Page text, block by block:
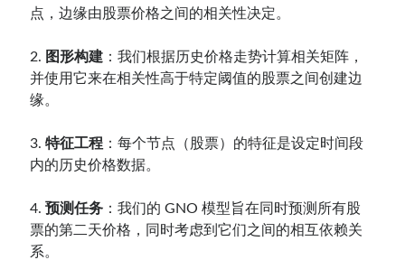
点，边缘由股票价格之间的相关性决定。
2. 图形构建 ：我们根据历史价格走势计算相关矩阵，
并使用它来在相关性高于特定阈值的股票之间创建边
缘。
3.特征工程 ：每个节点（股票）的特征是设定时间段
内的历史价格数据。
4.预测任务 ：我们的 GNO 模型旨在同时预测所有股
票的第二天价格，同时考虑到它们之间的相互依赖关
系。